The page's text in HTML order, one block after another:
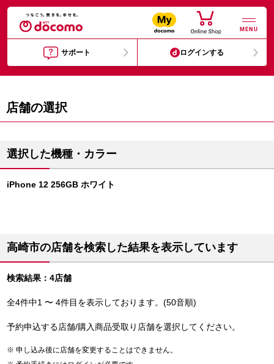
MENU
サポート ログインする
店舗の選択
選択した機種・カラー
iPhone 12 256GB ホワイト
高崎市の店舗を検索した結果を表示しています
検索結果：4店舗
全4件中1 〜 4件目を表示しております。(50音順)
予約申込する店舗/購入商品受取り店舗を選択してください。
申し込み後に店舗を変更することはできません。